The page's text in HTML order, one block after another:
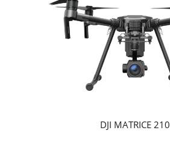
DJI MATRICE 210